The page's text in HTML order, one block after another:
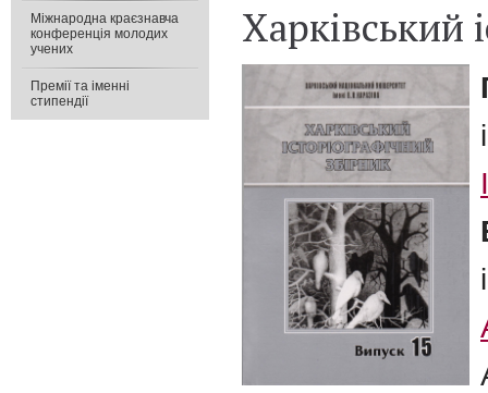
Харківський
Міжнародна краєзнавча
конференція молодих
учених
Премії та іменні
стипендії